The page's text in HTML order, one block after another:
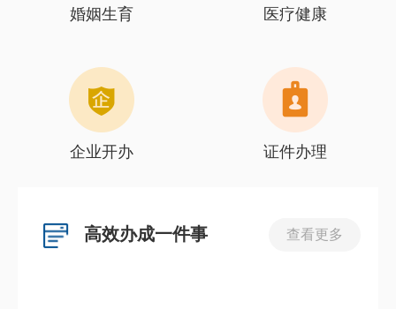
婚姻生育 医疗健康
企业开办 证件办理
高效办成一件事 查看更多